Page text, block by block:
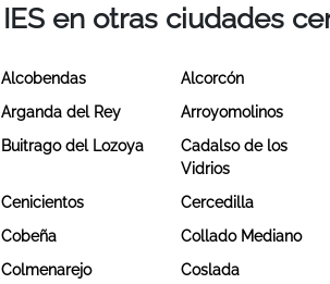
IES en otras ciudades
Alcobendas Alcorcón
Arganda del Rey Arroyomolinos
Buitrago del Lozoya
Cadalso de los
Vidrios
Cenicientos Cercedilla
Cobeña Collado Mediano
Colmenarejo Coslada